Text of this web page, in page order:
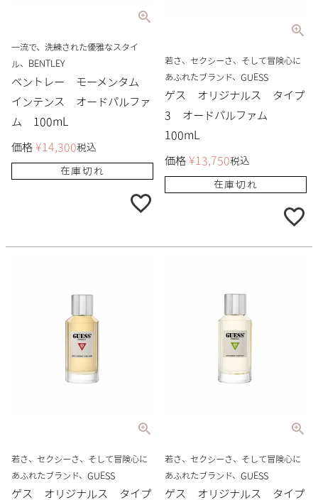
一流で、洗練された優雅なスタイ
ル、BENTLEY
ベントレー モーメンタム
インテンス オードパルファ
ム 100mL
価格 ¥14,300税込
在庫切れ
若さ、セクシーさ、そして冒険心に
あふれたブランド、GUESS
ゲス オリジナルス タイプ
3 オードパルファム
100mL
価格 ¥13,750税込
在庫切れ
若さ、セクシーさ、そして冒険心に
あふれたブランド、GUESS
ゲス オリジナルス タイプ
若さ、セクシーさ、そして冒険心に
あふれたブランド、GUESS
ゲス オリジナルス タイプ